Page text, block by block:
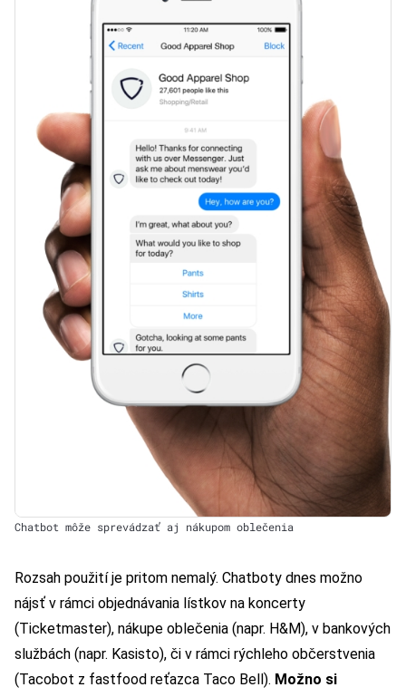
Chatbot môže sprevádzať aj nákupom oblečenia
Rozsah použití je pritom nemalý. Chatboty dnes možno
nájsť v rámci objednávania lístkov na koncerty
(Ticketmaster), nákupe oblečenia (napr. H&M), v bankových
službách (napr. Kasisto), či v rámci rýchleho občerstvenia
(Tacobot z fastfood reťazca Taco Bell). Možno si